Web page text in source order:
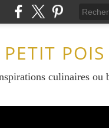
POIS
culinaires ou